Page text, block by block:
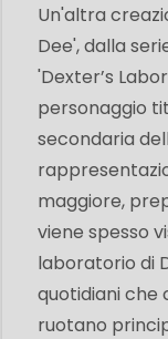
Un'altra
Dee', dalla
'Dexter’s
personaggio
secondaria
maggiore,
viene spesso
laboratorio di
quotidiani che
ruotano